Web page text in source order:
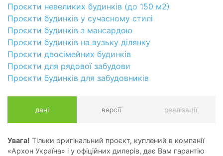
Проєкти невеликих будинків (до 150 м2)
Проєкти будинків у сучасному стилі
Проєкти будинків з мансардою
Проєкти будинків на вузьку ділянку
Проєкти двосімейних будинків
Проєкти для рядової забудови
Проєкти будинків для забудовників
дані версії реалізації
Увага! Тільки оригінальний проєкт, куплений в компанії
«Архон Україна» і у офіційних дилерів, дає Вам гарантію